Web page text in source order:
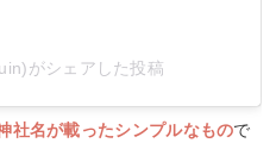
がシェアした投稿
社名が載ったシンプルなもので